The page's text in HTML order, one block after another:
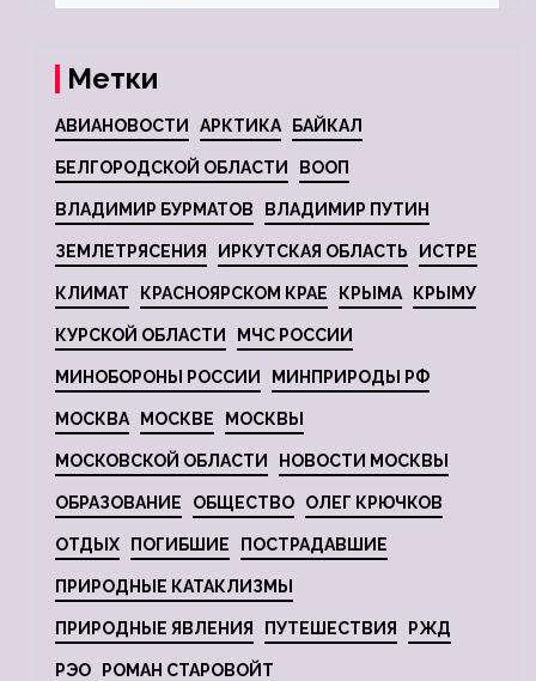
Метки
АВИАНОВОСТИ АРКТИКА БАЙКАЛ
БЕЛГОРОДСКОЙ ОБЛАСТИ ВООП
ВЛАДИМИР БУРМАТОВ ВЛАДИМИР ПУТИН
ЗЕМЛЕТРЯСЕНИЯ ИРКУТСКАЯ ОБЛАСТЬ ИСТРЕ
КЛИМАТ КРАСНОЯРСКОМ КРАЕ КРЫМА КРЫМУ
КУРСКОЙ ОБЛАСТИ МЧС РОССИИ
МИНОБОРОНЫ РОССИИ МИНПРИРОДЫ РФ
МОСКВА МОСКВЕ МОСКВЫ
МОСКОВСКОЙ ОБЛАСТИ НОВОСТИ МОСКВЫ
ОБРАЗОВАНИЕ ОБЩЕСТВО ОЛЕГ КРЮЧКОВ
ОТДЫХ ПОГИБШИЕ ПОСТРАДАВШИЕ
ПРИРОДНЫЕ КАТАКЛИЗМЫ
ПРИРОДНЫЕ ЯВЛЕНИЯ ПУТЕШЕСТВИЯ РЖД
РЭО РОМАН СТАРОВОЙТ